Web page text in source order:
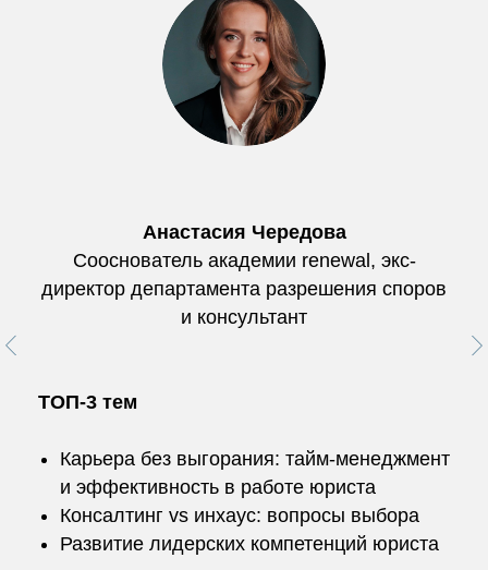
Анастасия Чередова
Сооснователь академии renewal, экс-
директор департамента разрешения споров
и консультант
ТОП-3 тем
Карьера без выгорания: тайм-менеджмент
и эффективность в работе юриста
Консалтинг vs инхаус: вопросы выбора
Развитие лидерских компетенций юриста